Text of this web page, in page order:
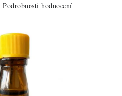
Podrobnosti hodnocení